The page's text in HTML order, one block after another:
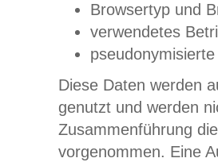
Browsertyp und
verwendetes
Diese Daten werden
genutzt und werden
Zusammenführung
vorgenommen. Eine